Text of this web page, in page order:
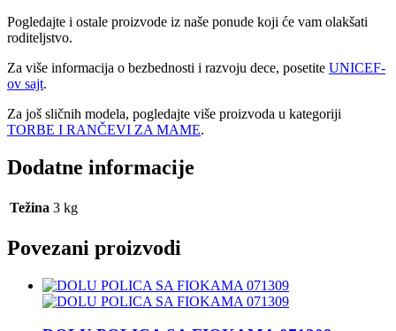
Pogledajte i ostale proizvode iz naše ponude koji će vam olakšati
roditeljstvo.
Za više informacija o bezbednosti i razvoju dece, posetite UNICEF-
ov sajt.
Za još sličnih modela, pogledajte više proizvoda u kategoriji
TORBE I RANČEVI ZA MAME.
Dodatne informacije
Težina 3 kg
Povezani proizvodi